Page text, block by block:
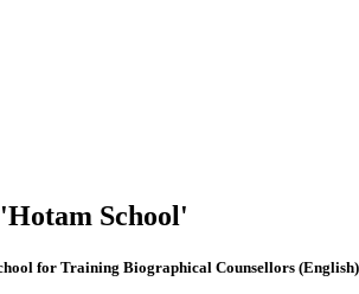
'Hotam School'
(English) Hotam